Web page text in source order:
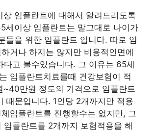
상 임플란트에 대해서 알려드리도록
세이상 임플란트는 말그대로 나이가
들을 위한 임플란트 입니다. 따로 임
거나 하지는 않지만 비용적인면에
다고 볼수있습니다. 그 이유는 65세
임플란트치료를때 건강보험이 적
~40만원 정도의 가격으로 임플란트
때문입니다. 1인당 2개까지만 적용
임플란트를 진행할수는 없지만, 그
임플란트를 2개까지 보험적용을 해